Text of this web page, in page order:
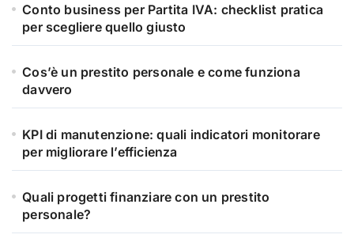
Conto business per Partita IVA: checklist pratica
per scegliere quello giusto
Cos’è un prestito personale e come funziona
davvero
KPI di manutenzione: quali indicatori monitorare
per migliorare l’efficienza
Quali progetti finanziare con un prestito
personale?